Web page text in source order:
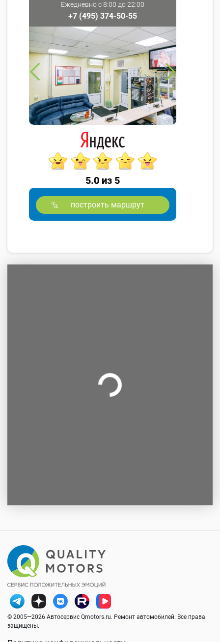
Ежедневно с 8:00 до 22:00
+7 (495) 374-50-55
5.0 из 5
построить маршрут
© 2005—2026 Автосервис Qmotors.ru. Ремонт автомобилей. Все права
защищены.